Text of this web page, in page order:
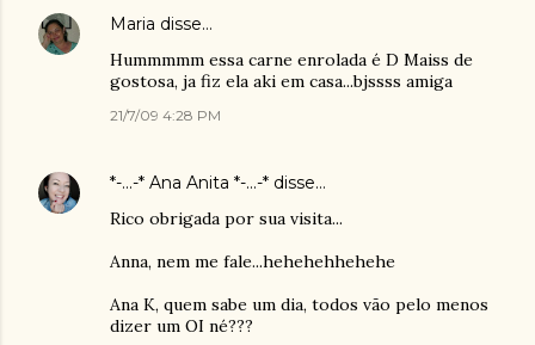
Maria disse…
Hummmmm essa carne enrolada é D Maiss de
gostosa, ja fiz ela aki em casa...bjssss amiga
21/7/09 4:28 PM
*-...-* Ana Anita *-...-* disse…
Rico obrigada por sua visita...
Anna, nem me fale...hehehehhehehe
Ana K, quem sabe um dia, todos vão pelo menos
dizer um OI né???